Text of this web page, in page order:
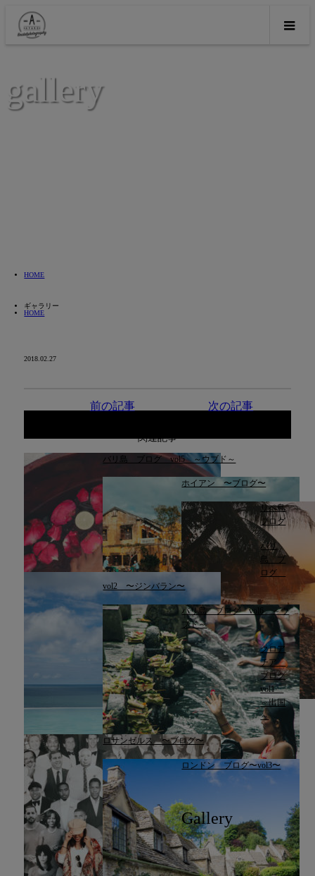
gallery
HOME
ギャラリー
HOME
2018.02.27
前の記事 次の記事
関連記事
バリ島 ブログ vol5 ～ウブド～
ホイアン 〜ブログ〜
リペ島
ブログ
バリ
島 ブ
ログ
vol2 〜ジンバラン〜
バリ島 ブログ vol6 ～ウ
ブド～
クロア
チア
ブログ
vol1
～出国
～
ロサンゼルス 〜ブログ〜
ロンドン ブログ〜vol3〜
Gallery